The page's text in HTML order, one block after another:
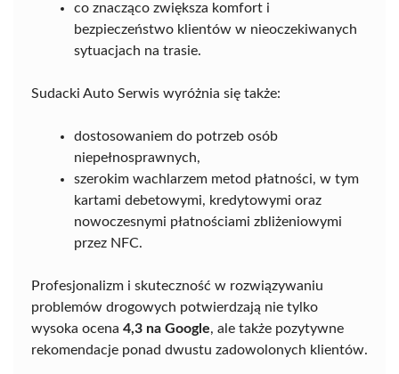
co znacząco zwiększa komfort i
bezpieczeństwo klientów w nieoczekiwanych
sytuacjach na trasie.
Sudacki Auto Serwis wyróżnia się także:
dostosowaniem do potrzeb osób
niepełnosprawnych,
szerokim wachlarzem metod płatności, w tym
kartami debetowymi, kredytowymi oraz
nowoczesnymi płatnościami zbliżeniowymi
przez NFC.
Profesjonalizm i skuteczność w rozwiązywaniu
problemów drogowych potwierdzają nie tylko
wysoka ocena 4,3 na Google, ale także pozytywne
rekomendacje ponad dwustu zadowolonych klientów.